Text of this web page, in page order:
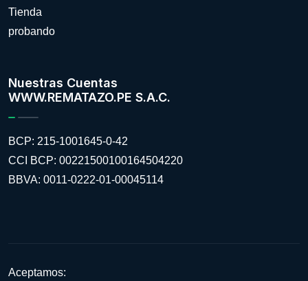
Tienda
probando
Nuestras Cuentas
WWW.REMATAZO.PE S.A.C.
BCP: 215-1001645-0-42
CCI BCP: 00221500100164504220
BBVA: 0011-0222-01-00045114
Aceptamos: